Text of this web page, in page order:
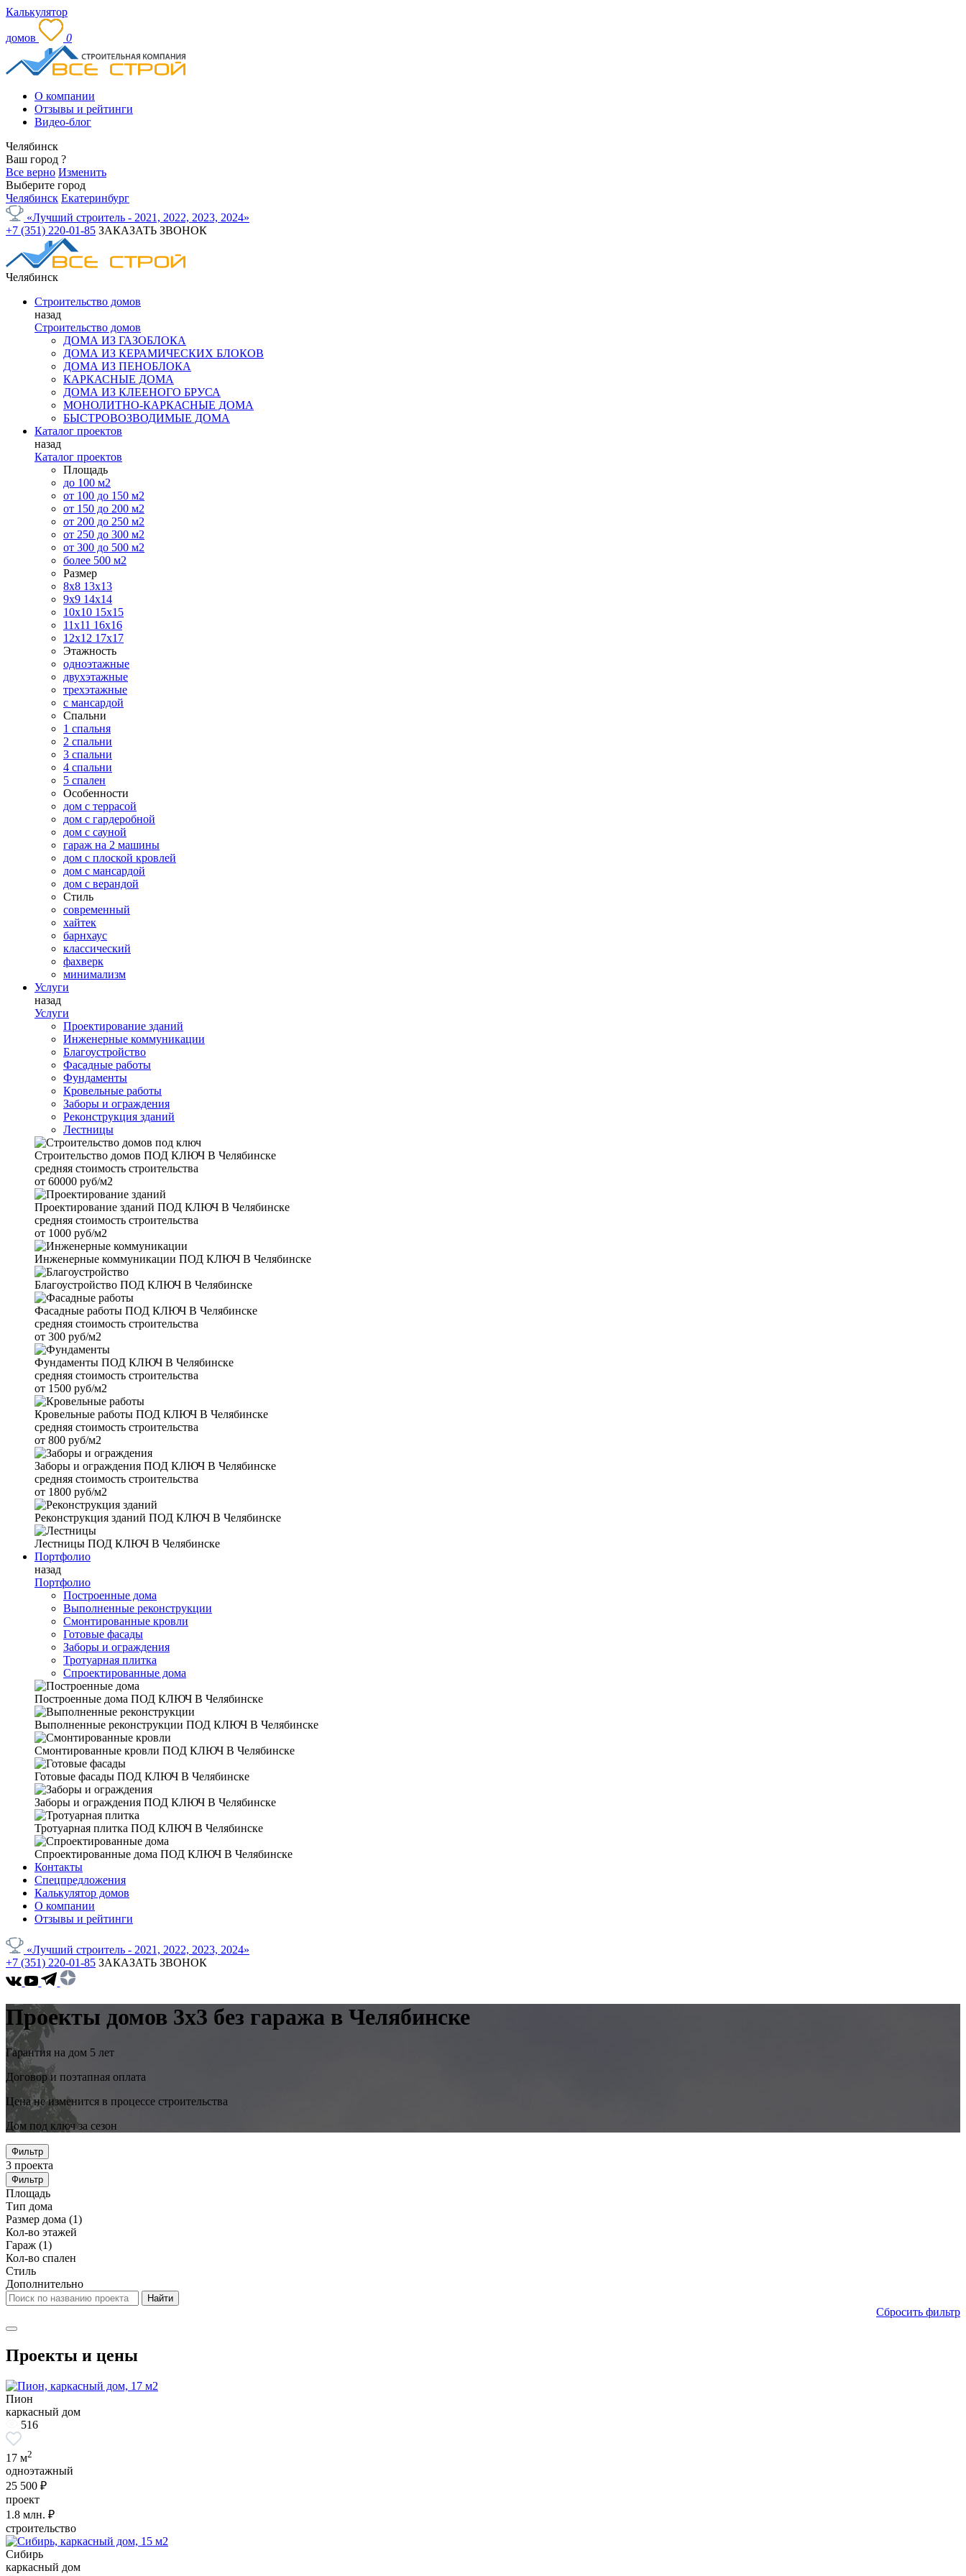
Калькулятор
домов 0
О компании
Отзывы и рейтинги
Видео-блог
Челябинск
Ваш город ?
Все верно Изменить
Выберите город
Челябинск Екатеринбург
«Лучший строитель - 2021, 2022, 2023, 2024»
+7 (351) 220-01-85 ЗАКАЗАТЬ ЗВОНОК
Челябинск
Строительство домов
назад
Строительство домов
ДОМА ИЗ ГАЗОБЛОКА
ДОМА ИЗ КЕРАМИЧЕСКИХ БЛОКОВ
ДОМА ИЗ ПЕНОБЛОКА
КАРКАСНЫЕ ДОМА
ДОМА ИЗ КЛЕЕНОГО БРУСА
МОНОЛИТНО-КАРКАСНЫЕ ДОМА
БЫСТРОВОЗВОДИМЫЕ ДОМА
Каталог проектов
назад
Каталог проектов
Площадь
до 100 м2
от 100 до 150 м2
от 150 до 200 м2
от 200 до 250 м2
от 250 до 300 м2
от 300 до 500 м2
более 500 м2
Размер
8х8 13х13
9х9 14х14
10х10 15х15
11x11 16х16
12х12 17х17
Этажность
одноэтажные
двухэтажные
трехэтажные
с мансардой
Спальни
1 спальня
2 спальни
3 спальни
4 спальни
5 спален
Особенности
дом с террасой
дом с гардеробной
дом с сауной
гараж на 2 машины
дом с плоской кровлей
дом с мансардой
дом с верандой
Стиль
современный
хайтек
барнхаус
классический
фахверк
минимализм
Услуги
назад
Услуги
Проектирование зданий
Инженерные коммуникации
Благоустройство
Фасадные работы
Фундаменты
Кровельные работы
Заборы и ограждения
Реконструкция зданий
Лестницы
Строительство домов ПОД КЛЮЧ В Челябинске
средняя стоимость строительства
от 60000 руб/м2
Проектирование зданий ПОД КЛЮЧ В Челябинске
средняя стоимость строительства
от 1000 руб/м2
Инженерные коммуникации ПОД КЛЮЧ В Челябинске
Благоустройство ПОД КЛЮЧ В Челябинске
Фасадные работы ПОД КЛЮЧ В Челябинске
средняя стоимость строительства
от 300 руб/м2
Фундаменты ПОД КЛЮЧ В Челябинске
средняя стоимость строительства
от 1500 руб/м2
Кровельные работы ПОД КЛЮЧ В Челябинске
средняя стоимость строительства
от 800 руб/м2
Заборы и ограждения ПОД КЛЮЧ В Челябинске
средняя стоимость строительства
от 1800 руб/м2
Реконструкция зданий ПОД КЛЮЧ В Челябинске
Лестницы ПОД КЛЮЧ В Челябинске
Портфолио
назад
Портфолио
Построенные дома
Выполненные реконструкции
Смонтированные кровли
Готовые фасады
Заборы и ограждения
Тротуарная плитка
Спроектированные дома
Построенные дома ПОД КЛЮЧ В Челябинске
Выполненные реконструкции ПОД КЛЮЧ В Челябинске
Смонтированные кровли ПОД КЛЮЧ В Челябинске
Готовые фасады ПОД КЛЮЧ В Челябинске
Заборы и ограждения ПОД КЛЮЧ В Челябинске
Тротуарная плитка ПОД КЛЮЧ В Челябинске
Спроектированные дома ПОД КЛЮЧ В Челябинске
Контакты
Спецпредложения
Калькулятор домов
О компании
Отзывы и рейтинги
«Лучший строитель - 2021, 2022, 2023, 2024»
+7 (351) 220-01-85 ЗАКАЗАТЬ ЗВОНОК
Проекты домов 3x3 без гаража в Челябинске
Гарантия на дом 5 лет
Договор и поэтапная оплата
Цена не изменится в процессе строительства
Дом под ключ за сезон
Фильтр
3 проекта
Фильтр
Площадь
Тип дома
Размер дома (1)
Кол-во этажей
Гараж (1)
Кол-во спален
Стиль
Дополнительно
Сбросить фильтр
Проекты и цены
Пион
каркасный дом
516
17 м2
одноэтажный
25 500 ₽
проект
1.8 млн. ₽
строительство
Сибирь
каркасный дом